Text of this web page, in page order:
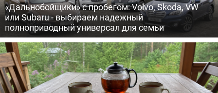
«Дальнобойщики» с пробегом: Volvo, Skoda, VW
или Subaru - выбираем надежный
полноприводный универсал для семьи